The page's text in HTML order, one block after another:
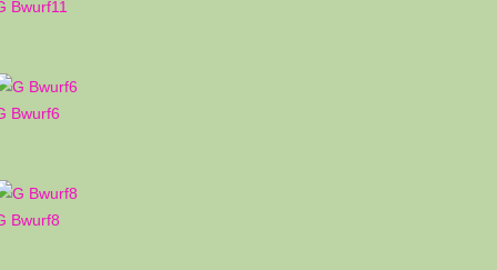
Bwurf11
Bwurf6
Bwurf8